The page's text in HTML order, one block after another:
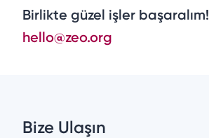
Birlikte güzel işler başaralım!
hello@zeo.org
Bize Ulaşın